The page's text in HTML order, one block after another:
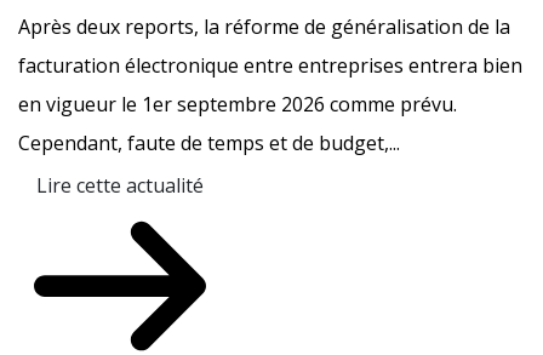
Après deux reports, la réforme de généralisation de la
facturation électronique entre entreprises entrera bien
en vigueur le 1er septembre 2026 comme prévu.
Cependant, faute de temps et de budget,...
Lire cette actualité